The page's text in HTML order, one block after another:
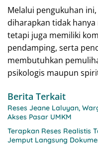
Melalui pengukuhan
diharapkan tidak
tetapi juga memiliki
pendamping, serta
membutuhkan
psikologis maupun
Berita Terkait
Reses Jeane Laluyan,
Akses Pasar UMKM
Terapkan Reses Realistis
Jemput Langsung